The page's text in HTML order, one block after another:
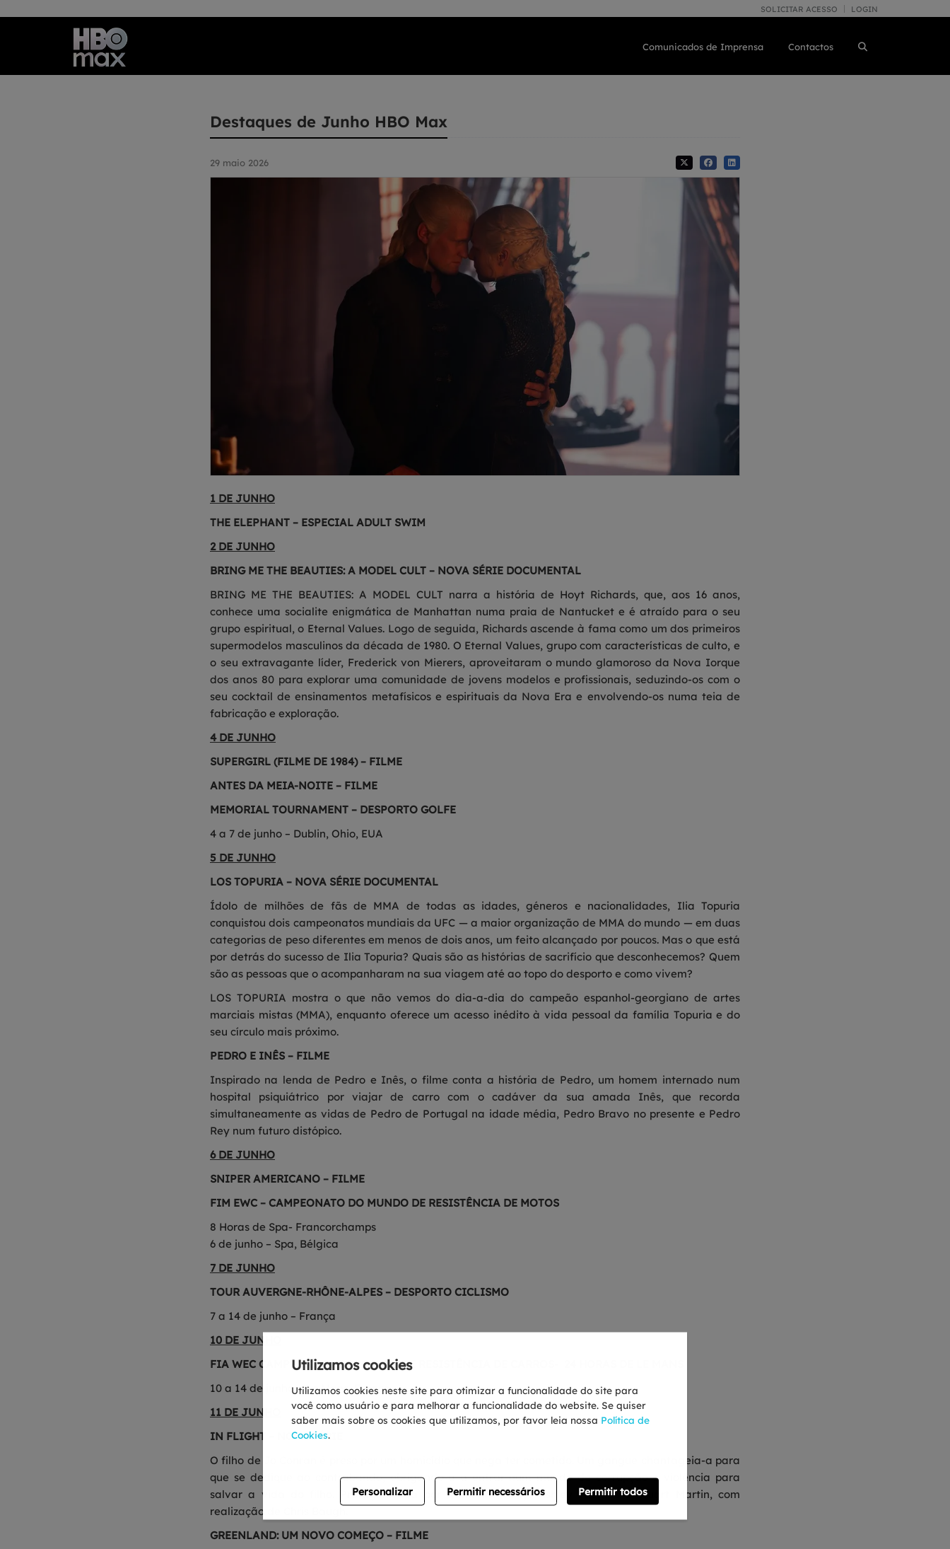
Utilizamos cookies
Utilizamos cookies neste site para otimizar a funcionalidade do site para
você como usuário e para melhorar a funcionalidade do website. Se quiser
saber mais sobre os cookies que utilizamos, por favor leia nossa Política de
Cookies.
Personalizar Permitir necessários Permitir todos
SOLICITAR ACESSO LOGIN
Comunicados de Imprensa Contactos
Destaques de Junho HBO Max
29 maio 2026
1 DE JUNHO
THE ELEPHANT – ESPECIAL ADULT SWIM
2 DE JUNHO
BRING ME THE BEAUTIES: A MODEL CULT – NOVA SÉRIE DOCUMENTAL
BRING ME THE BEAUTIES: A MODEL CULT narra a história de Hoyt Richards, que, aos 16 anos,
conhece uma socialite enigmática de Manhattan numa praia de Nantucket e é atraído para o seu
grupo espiritual, o Eternal Values. Logo de seguida, Richards ascende à fama como um dos primeiros
supermodelos masculinos da década de 1980. O Eternal Values, grupo com características de culto, e
o seu extravagante líder, Frederick von Mierers, aproveitaram o mundo glamoroso da Nova Iorque
dos anos 80 para explorar uma comunidade de jovens modelos e profissionais, seduzindo-os com o
seu cocktail de ensinamentos metafísicos e espirituais da Nova Era e envolvendo-os numa teia de
fabricação e exploração.
4 DE JUNHO
SUPERGIRL (FILME DE 1984) – FILME
ANTES DA MEIA-NOITE – FILME
MEMORIAL TOURNAMENT – DESPORTO GOLFE
4 a 7 de junho – Dublin, Ohio, EUA
5 DE JUNHO
LOS TOPURIA – NOVA SÉRIE DOCUMENTAL
Ídolo de milhões de fãs de MMA de todas as idades, géneros e nacionalidades, Ilia Topuria
conquistou dois campeonatos mundiais da UFC — a maior organização de MMA do mundo — em duas
categorias de peso diferentes em menos de dois anos, um feito alcançado por poucos. Mas o que está
por detrás do sucesso de Ilia Topuria? Quais são as histórias de sacrifício que desconhecemos? Quem
são as pessoas que o acompanharam na sua viagem até ao topo do desporto e como vivem?
LOS TOPURIA mostra o que não vemos do dia-a-dia do campeão espanhol-georgiano de artes
marciais mistas (MMA), enquanto oferece um acesso inédito à vida pessoal da família Topuria e do
seu círculo mais próximo.
PEDRO E INÊS – FILME
Inspirado na lenda de Pedro e Inês, o filme conta a história de Pedro, um homem internado num
hospital psiquiátrico por viajar de carro com o cadáver da sua amada Inês, que recorda
simultaneamente as vidas de Pedro de Portugal na idade média, Pedro Bravo no presente e Pedro
Rey num futuro distópico.
6 DE JUNHO
SNIPER AMERICANO – FILME
FIM EWC – CAMPEONATO DO MUNDO DE RESISTÊNCIA DE MOTOS
8 Horas de Spa- Francorchamps
6 de junho – Spa, Bélgica
7 DE JUNHO
TOUR AUVERGNE-RHÔNE-ALPES – DESPORTO CICLISMO
7 a 14 de junho – França
10 DE JUNHO
FIA WEC CAMPEONATO DO MUNDO DE RESISTÊNCIA DE CARROS- 24 HORAS DE LE MANS
10 a 14 de junho – Le Mans, França
11 DE JUNHO
IN FLIGHT – NOVA SÉRIE
O filho de Jo Conran é preso por um homicídio que nega ter cometido. Um gangue chantageia-a para
que se dedique ao contrabando, obrigando-a a entrar num mundo de corrupção e violência para
salvar a vida do filho. Protagonizada por Katherine Kelly, Ashley Thomas e Stuart Martin, com
realização de Chris Baugh.
GREENLAND: UM NOVO COMEÇO – FILME